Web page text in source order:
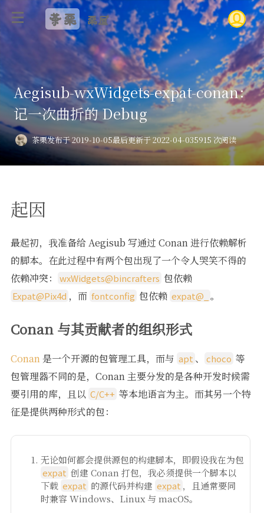
茶栗 栗屋
Aegisub-wxWidgets-expat-conan：
记一次曲折的 Debug
茶栗发布于 2019-10-05最后更新于 2022-04-035915 次阅读
起因
最起初，我准备给 Aegisub 写通过 Conan 进行依赖解析
的脚本。在此过程中有两个包出现了一个令人哭笑不得的
依赖冲突：
wxWidgets@bincrafters 包依赖
Expat@Pix4d ，而 fontconfig 包依赖 expat@_ 。
Conan 与其贡献者的组织形式
Conan是一个开源的包管理工具，而与 apt、 choco 等
包管理器不同的是，Conan 主要分发的是各种开发时候需
要引用的库，且以 C/C++ 等本地语言为主。而其另一个特
征是提供两种形式的包：
无论如何都会提供源包的构建脚本，即假设我在为包
expat 创建 Conan 打包，我必须提供一个脚本以
下载 expat 的源代码并构建 expat ，且通常要同
时兼容 Windows、Linux 与 macOS。